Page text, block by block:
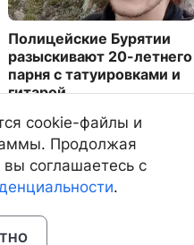
Полицейские Бурятии
разыскивают 20-летнего
парня с татуировками и
гитарой
4888
cookie-файлы и
Продолжая
вы соглашаетесь с
.